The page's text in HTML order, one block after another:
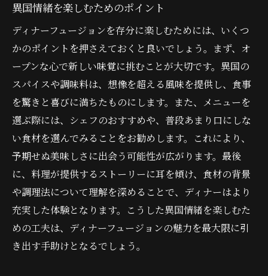
異国情緒を楽しむためのポイント
ディナーフュージョンを存分に楽しむためには、いくつ
かのポイントを押さえておくと良いでしょう。まず、オ
ープンな心で新しい味覚に挑むことが大切です。異国の
スパイスや調味料は、想像を超える風味を提供し、食事
を驚きと喜びに満ちたものにします。また、メニューを
選ぶ際には、シェフのおすすめや、普段あまり口にしな
い食材を選んでみることをお勧めします。これにより、
予期せぬ美味しさに出会う可能性が広がります。最後
に、料理が提供するストーリーに耳を傾け、食材の背景
や調理法について理解を深めることで、ディナーはより
充実した体験となります。こうした異国情緒を楽しむた
めの工夫は、ディナーフュージョンの魅力を最大限に引
き出す手助けとなるでしょう。